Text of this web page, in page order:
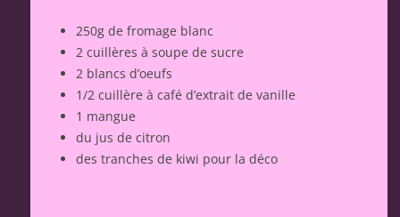
250g de fromage blanc
2 cuillères à soupe de sucre
2 blancs d’oeufs
1/2 cuillère à café d’extrait de vanille
1 mangue
du jus de citron
des tranches de kiwi pour la déco